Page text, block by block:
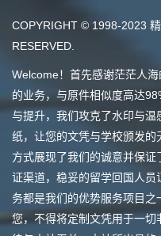
COPYRIGHT © 1998-2023
RESERVED.
Welcome！首先感谢茫茫人
的业务，与原件相似度高达
与提升，我们攻克了水印与
纸，让您的文凭与学校颁发
方式展现了我们的诚意并保
证渠道，稳妥的留学回国人
务都是我们的优势服务项目
您，不得将定制文凭用于一